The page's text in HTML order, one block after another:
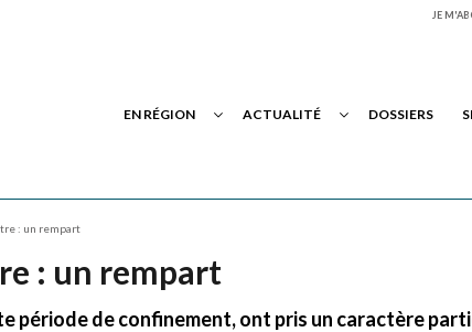
JE
EN RÉGION ACTUALITÉ DOSSIERS
: un rempart
: un rempart
période de confinement, ont pris un caractère